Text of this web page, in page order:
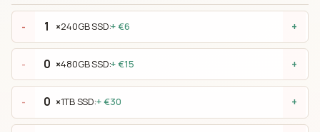
- ×240GB SSD:+ €6 +
- ×480GB SSD:+ €15 +
- ×1TB SSD:+ €30 +